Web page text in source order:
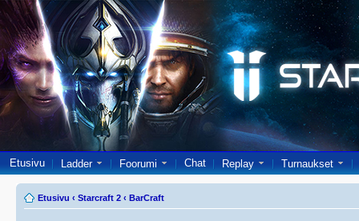
Etusivu Ladder Foorumi Chat Replay Turnaukset
Etusivu ‹ Starcraft 2 ‹ BarCraft